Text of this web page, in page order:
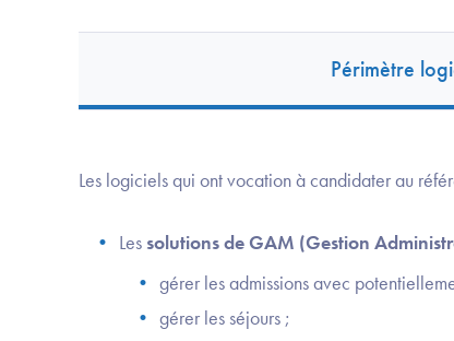
Périmètre
Les logiciels qui ont vocation à candidater au
Les solutions de GAM (Gestion
gérer les admissions avec
gérer les séjours ;